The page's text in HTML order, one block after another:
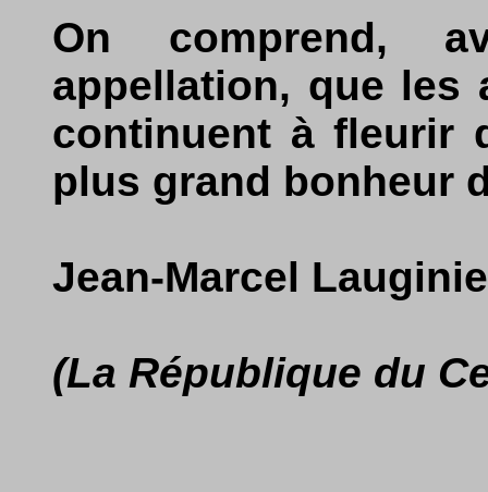
On comprend,
appellation, que les
continuent à fleurir
plus grand bonheur
Jean-Marcel
(La République du